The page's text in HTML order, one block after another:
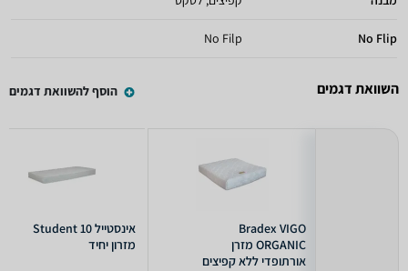
No Flip
No Filp
השוואת דגמים הוסף להשוואת דגמים
Bradex VIGO
ORGANIC מזרן
אורתופדי ללא קפיצים
אינסטייל Student 10
מזרון יחיד